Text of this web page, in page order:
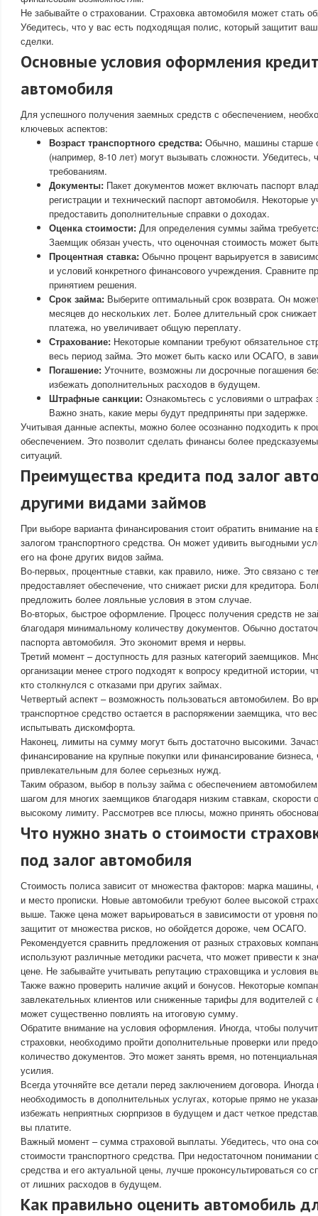
Не забывайте о страховании. Страховка автомобиля может стать
Убедитесь, что у вас есть подходящая полис, который защитит
сделки.
Основные условия оформления
автомобиля
Для успешного получения заемных средств с обеспечением,
ключевых аспектов:
Возраст транспортного средства: Обычно, машины старше
(например, 8-10 лет) могут вызывать сложности. Убедитесь,
требованиям.
Документы: Пакет документов может включать паспорт
регистрации и технический паспорт автомобиля. Некоторые
предоставить дополнительные справки о доходах.
Оценка стоимости: Для определения суммы займа
Заемщик обязан учесть, что оценочная стоимость может
Процентная ставка: Обычно процент варьируется в
и условий конкретного финансового учреждения. Сравните
принятием решения.
Срок займа: Выберите оптимальный срок возврата. Он
месяцев до нескольких лет. Более длительный срок
платежа, но увеличивает общую переплату.
Страхование: Некоторые компании требуют обязательное
весь период займа. Это может быть каско или ОСАГО, в
Погашение: Уточните, возможны ли досрочные погашения
избежать дополнительных расходов в будущем.
Штрафные санкции: Ознакомьтесь с условиями о штрафах
Важно знать, какие меры будут предприняты при задержке.
Учитывая данные аспекты, можно более осознанно подходить к
обеспечением. Это позволит сделать финансы более
ситуаций.
Преимущества кредита под залог
другими видами займов
При выборе варианта финансирования стоит обратить внимание на
залогом транспортного средства. Он может удивить выгодными
его на фоне других видов займа.
Во-первых, процентные ставки, как правило, ниже. Это связано с
предоставляет обеспечение, что снижает риски для кредитора.
предложить более лояльные условия в этом случае.
Во-вторых, быстрое оформление. Процесс получения средств не
благодаря минимальному количеству документов. Обычно
паспорта автомобиля. Это экономит время и нервы.
Третий момент – доступность для разных категорий заемщиков.
организации менее строго подходят к вопросу кредитной истории,
кто столкнулся с отказами при других займах.
Четвертый аспект – возможность пользоваться автомобилем. Во
транспортное средство остается в распоряжении заемщика, что
испытывать дискомфорта.
Наконец, лимиты на сумму могут быть достаточно высокими.
финансирование на крупные покупки или финансирование
привлекательным для более серьезных нужд.
Таким образом, выбор в пользу займа с обеспечением
шагом для многих заемщиков благодаря низким ставкам,
высокому лимиту. Рассмотрев все плюсы, можно принять
Что нужно знать о стоимости
под залог автомобиля
Стоимость полиса зависит от множества факторов: марка машины,
и место прописки. Новые автомобили требуют более высокой
выше. Также цена может варьироваться в зависимости от уровня
защитит от множества рисков, но обойдется дороже, чем ОСАГО.
Рекомендуется сравнить предложения от разных страховых
используют различные методики расчета, что может привести к
цене. Не забывайте учитывать репутацию страховщика и условия
Также важно проверить наличие акций и бонусов. Некоторые
завлекательных клиентов или сниженные тарифы для водителей
может существенно повлиять на итоговую сумму.
Обратите внимание на условия оформления. Иногда, чтобы
страховки, необходимо пройти дополнительные проверки или
количество документов. Это может занять время, но
усилия.
Всегда уточняйте все детали перед заключением договора. Иногда
необходимость в дополнительных услугах, которые прямо не
избежать неприятных сюрпризов в будущем и даст четкое
вы платите.
Важный момент – сумма страховой выплаты. Убедитесь, что она
стоимости транспортного средства. При недостаточном понимании
средства и его актуальной цены, лучше проконсультироваться со
от лишних расходов в будущем.
Как правильно оценить автомобиль